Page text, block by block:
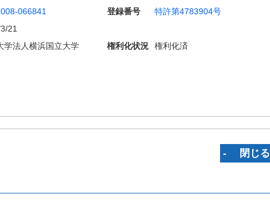
066841 登録番号
特許第4783904号
21
学法人横浜国立大学 権利化状況
権利化済
‐ 閉じる